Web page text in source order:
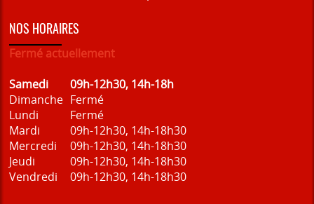
NOS HORAIRES
Fermé actuellement
Samedi
09h-12h30, 14h-18h
Dimanche Fermé
Lundi
Fermé
Mardi
09h-12h30, 14h-18h30
Mercredi
09h-12h30, 14h-18h30
Jeudi
09h-12h30, 14h-18h30
Vendredi
09h-12h30, 14h-18h30